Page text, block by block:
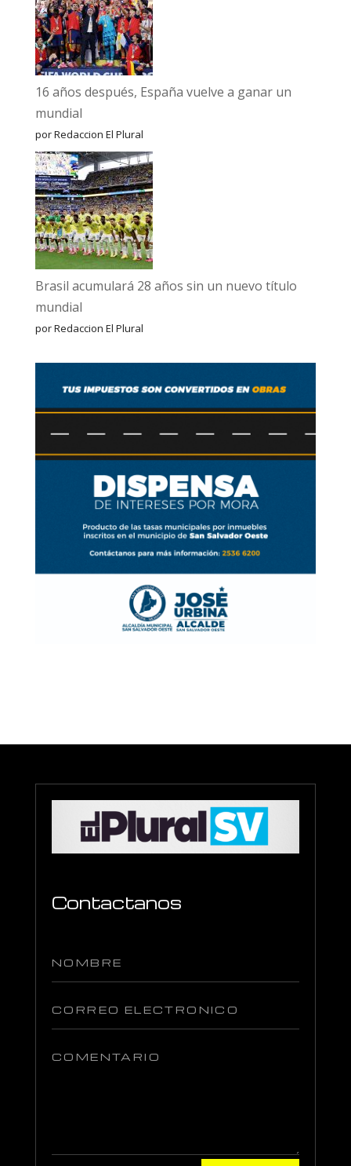
16 años después, España vuelve a ganar un
mundial
por Redaccion El Plural
Brasil acumulará 28 años sin un nuevo título
mundial
por Redaccion El Plural
Contactanos